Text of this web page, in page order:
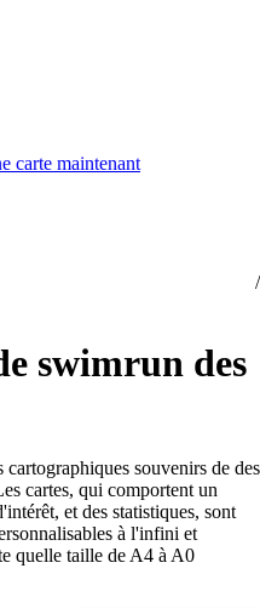
carte maintenant
swimrun des
souvenirs de des
cartes, qui comportent un
et des statistiques, sont
à l'infini et
quelle taille de A4 à A0